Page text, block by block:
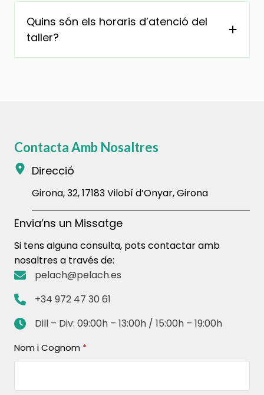
Quins són els horaris d’atenció del
taller?
Contacta Amb Nosaltres
Direcció
Girona, 32, 17183 Vilobí d’Onyar, Girona
Envia’ns un Missatge
Si tens alguna consulta, pots contactar amb
nosaltres a través de:
pelach@pelach.es
+34 972 47 30 61
Dill – Div: 09:00h – 13:00h / 15:00h – 19:00h
Nom i Cognom